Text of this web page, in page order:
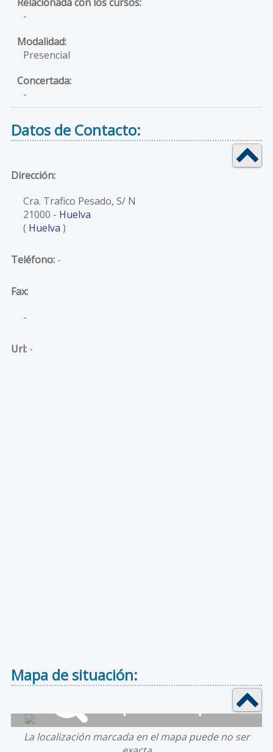
-
Presencial
-
Datos de Contacto:
Dirección:
Cra. Trafico Pesado, S/ N
21000 - Huelva
( Huelva )
Teléfono:-
Fax:
-
Url:-
Mapa de situación:
La localización marcada en el mapa puede no ser